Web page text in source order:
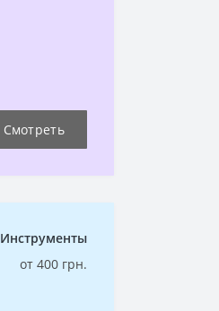
Смотреть
Инструменты
от 400 грн.